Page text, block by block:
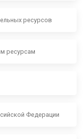
ресурсов
ресурсам
Федерации